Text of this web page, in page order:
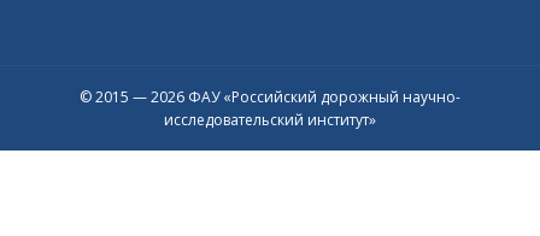
© 2015 — 2026 ФАУ «Российский дорожный научно-
исследовательский институт»